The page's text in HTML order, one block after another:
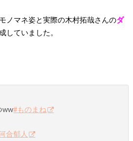
ノマネ姿と実際の木村拓哉さんのダ
していました。
ww#ものまね
合郁人